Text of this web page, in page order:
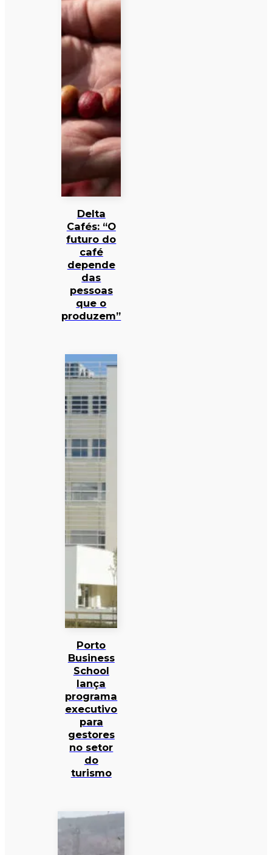
Delta
Cafés: “O
futuro do
café
depende
das
pessoas
que o
produzem”
Porto
Business
School
lança
programa
executivo
para
gestores
no setor
do
turismo